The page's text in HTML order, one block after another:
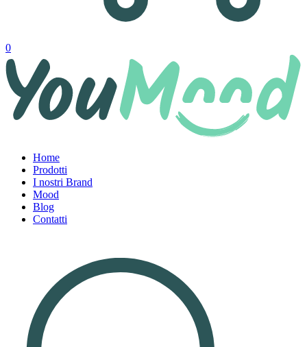
0
Home
Prodotti
I nostri Brand
Mood
Blog
Contatti